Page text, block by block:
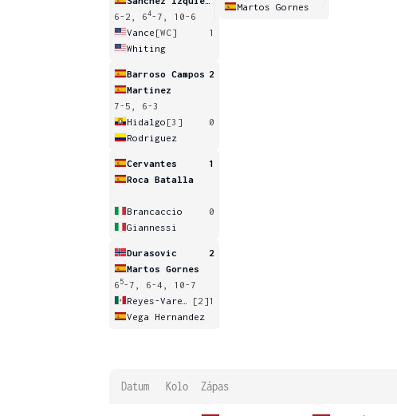
6-2, 64-7, 10-6
Vance [WC]
1
Whiting
Barroso Campos 2
Martinez
7-5, 6-3
Hidalgo [3]
0
Rodriguez
Cervantes
1
Roca Batalla
Brancaccio
0
Giannessi
Durasovic
2
Martos Gornes
6 5-7, 6-4, 10-7
[2]1
Vega Hernandez
Martos Gornes
Datum Kolo Zápas